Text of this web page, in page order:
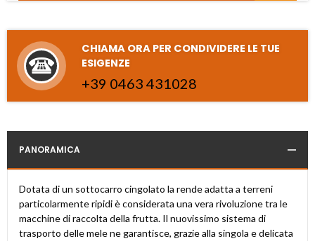
CHIAMA ORA PER CONDIVIDERE LE TUE
ESIGENZE
+39 0463 431028
PANORAMICA
Dotata di un sottocarro cingolato la rende adatta a terreni
particolarmente ripidi è considerata una vera rivoluzione tra le
macchine di raccolta della frutta. Il nuovissimo sistema di
trasporto delle mele ne garantisce, grazie alla singola e delicata